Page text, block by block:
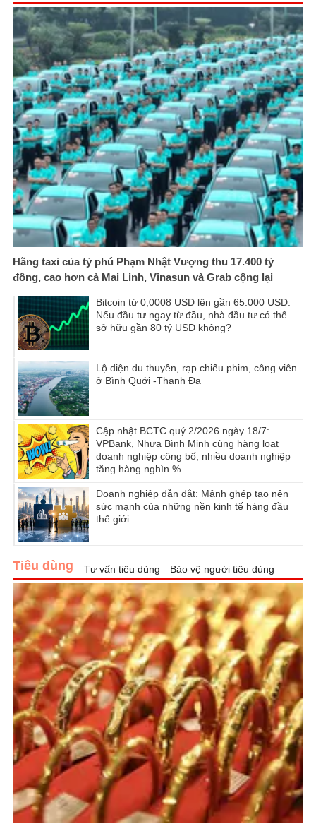
Hãng taxi của tỷ phú Phạm Nhật Vượng thu 17.400 tỷ
đồng, cao hơn cả Mai Linh, Vinasun và Grab cộng lại
Bitcoin từ 0,0008 USD lên gần 65.000 USD:
Nếu đầu tư ngay từ đầu, nhà đầu tư có thể
sở hữu gần 80 tỷ USD không?
Lộ diện du thuyền, rạp chiếu phim, công viên
ở Bình Quới -Thanh Đa
Cập nhật BCTC quý 2/2026 ngày 18/7:
VPBank, Nhựa Bình Minh cùng hàng loạt
doanh nghiệp công bố, nhiều doanh nghiệp
tăng hàng nghìn %
Doanh nghiệp dẫn dắt: Mảnh ghép tạo nên
sức mạnh của những nền kinh tế hàng đầu
thế giới
Tiêu dùng Tư vấn tiêu dùng Bảo vệ người tiêu dùng